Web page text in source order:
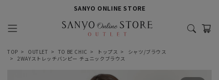
SANYO ONLINE STORE
TOP OUTLET TO BE CHIC トップス
シャツ/ブラウス
2WAYストレッチバンピー チュニックブラウス